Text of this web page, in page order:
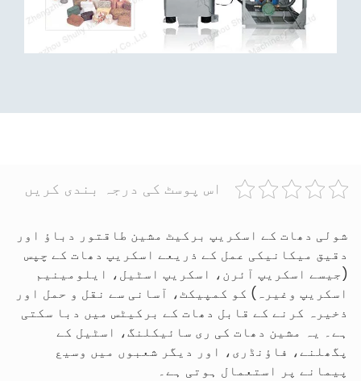
اس پوسٹ کی درجہ بندی کریں
شولی دھات کے اسکریپ برکیٹ مشین طاقتور دباؤ اور
دقیق میکانیکی عمل کے ذریعے اسکریپ دھات کے چپس
(جیسے اسکریپ آئرن، اسکریپ اسٹیل، ایلومینیم
اسکریپ وغیرہ) کو کمپیکٹ، آسانی سے نقل و حمل اور
ذخیرہ کرنے کے قابل دھات کے برکیٹس میں دبا سکتی
ہے۔ یہ مشین دھات کی ری سائیکلنگ، اسٹیل کے
پگھلنے، فاؤنڈری، اور دیگر شعبوں میں وسیع
پیمانے پر استعمال ہوتی ہے۔